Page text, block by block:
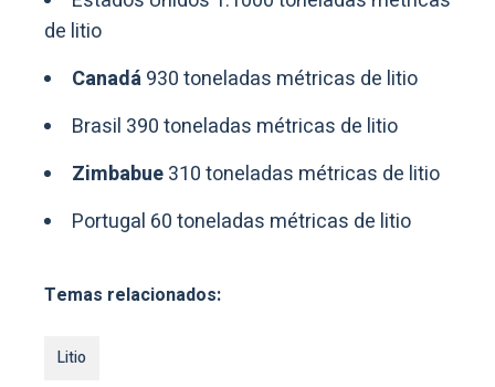
de litio
Canadá930 toneladas métricas de litio
Brasil 390 toneladas métricas de litio
Zimbabue310 toneladas métricas de litio
Portugal 60 toneladas métricas de litio
Temas relacionados:
Litio